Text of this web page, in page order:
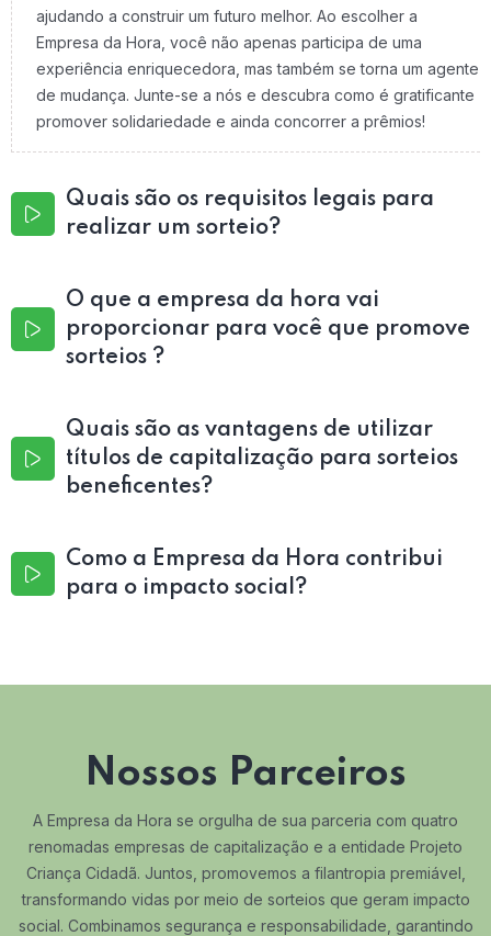
ajudando a construir um futuro melhor. Ao escolher a
Empresa da Hora, você não apenas participa de uma
experiência enriquecedora, mas também se torna um agente
de mudança. Junte-se a nós e descubra como é gratificante
promover solidariedade e ainda concorrer a prêmios!
Quais são os requisitos legais para
realizar um sorteio?
O que a empresa da hora vai
proporcionar para você que promove
sorteios ?
Quais são as vantagens de utilizar
títulos de capitalização para sorteios
beneficentes?
Como a Empresa da Hora contribui
para o impacto social?
Nossos Parceiros
A Empresa da Hora se orgulha de sua parceria com quatro
renomadas empresas de capitalização e a entidade Projeto
Criança Cidadã. Juntos, promovemos a filantropia premiável,
transformando vidas por meio de sorteios que geram impacto
social. Combinamos segurança e responsabilidade, garantindo